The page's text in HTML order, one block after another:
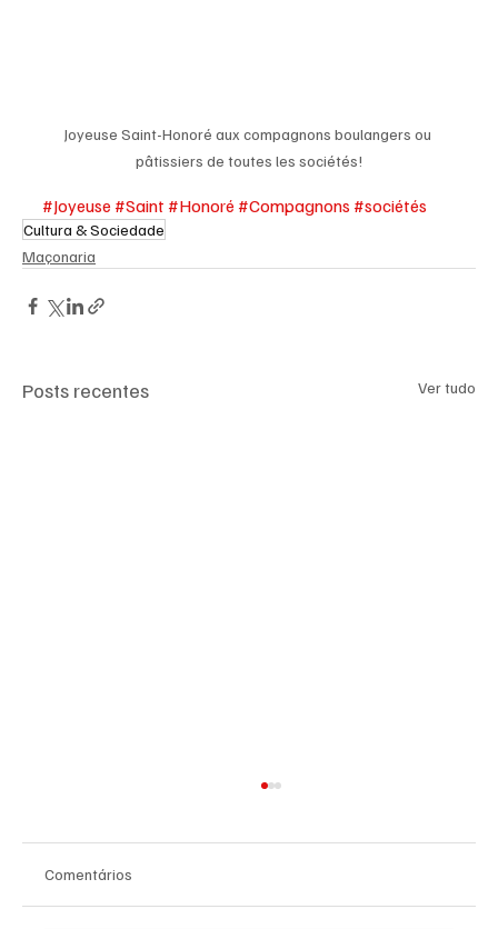
Joyeuse Saint-Honoré aux compagnons boulangers ou
pâtissiers de toutes les sociétés!
#Joyeuse #Saint #Honoré #Compagnons #sociétés
Cultura & Sociedade
Maçonaria
Posts recentes Ver tudo
Comentários